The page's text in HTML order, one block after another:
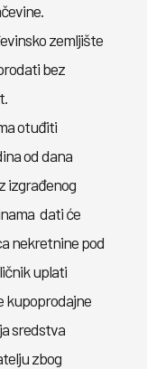
zemljište
bez
otuđiti
od dana
izgrađenog
dati će
nekretnine pod
uplati
kupoprodajne
sredstva
zbog